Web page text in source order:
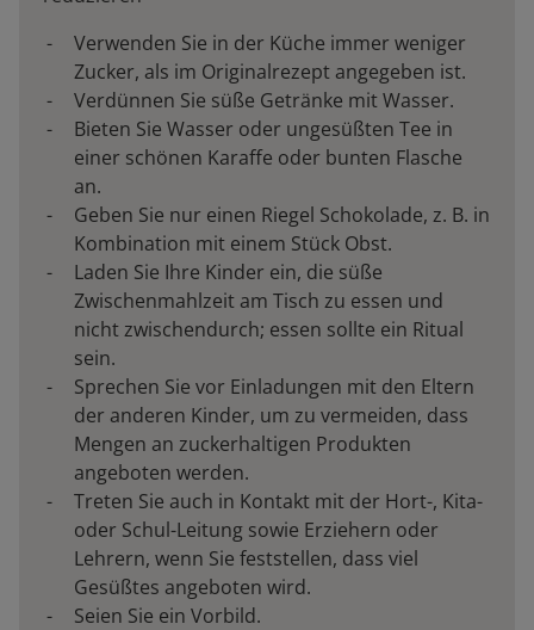
Verwenden Sie in der Küche immer weniger
Zucker, als im Originalrezept angegeben ist.
Verdünnen Sie süße Getränke mit Wasser.
Bieten Sie Wasser oder ungesüßten Tee in
einer schönen Karaffe oder bunten Flasche
an.
Geben Sie nur einen Riegel Schokolade, z. B. in
Kombination mit einem Stück Obst.
Laden Sie Ihre Kinder ein, die süße
Zwischenmahlzeit am Tisch zu essen und
nicht zwischendurch; essen sollte ein Ritual
sein.
Sprechen Sie vor Einladungen mit den Eltern
der anderen Kinder, um zu vermeiden, dass
Mengen an zuckerhaltigen Produkten
angeboten werden.
Treten Sie auch in Kontakt mit der Hort-, Kita-
oder Schul-Leitung sowie Erziehern oder
Lehrern, wenn Sie feststellen, dass viel
Gesüßtes angeboten wird.
Seien Sie ein Vorbild.